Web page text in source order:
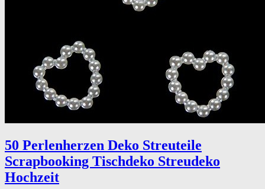
50 Perlenherzen Deko Streuteile
Scrapbooking Tischdeko Streudeko
Hochzeit